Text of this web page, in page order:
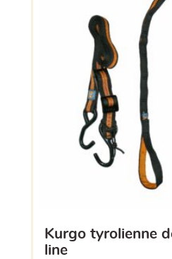
kurgo tyrolienne de sécurité zip
line